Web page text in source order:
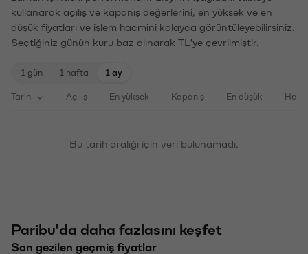
kullanarak açılış ve kapanış değerlerini, en yüksek ve en
düşük fiyatları ve işlem hacmini kolayca görüntüleyebilirsiniz.
Seçtiğiniz günün kuru baz alınarak TL'ye çevrilmiştir.
1 gün 1 hafta 1 ay
Tarih Açılış En yüksek Kapanış En düşük
Bu tarih aralığı için veri bulunamadı.
Paribu'da daha fazlasını keşfet
Son gezilen geçmiş fiyatlar